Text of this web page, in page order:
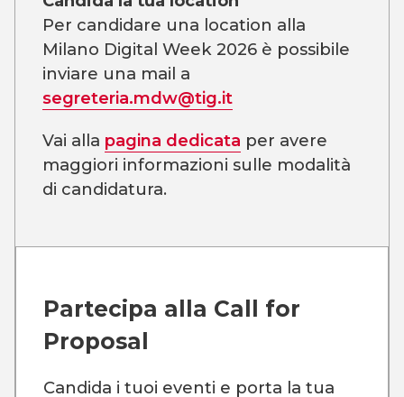
Per candidare una location alla
Milano Digital Week 2026 è possibile
inviare una mail a
segreteria.mdw@tig.it
Vai alla pagina dedicata per avere
maggiori informazioni sulle modalità
di candidatura.
Partecipa alla Call for
Proposal
Candida i tuoi eventi e porta la tua